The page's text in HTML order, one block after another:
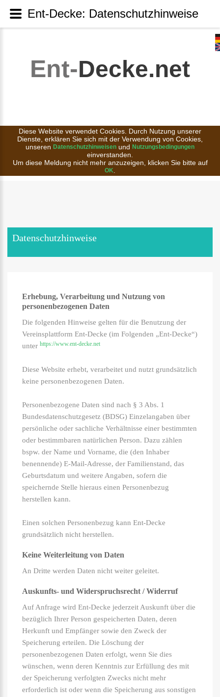
Ent-Decke.net
Diese Website verwendet Cookies. Durch Nutzung unserer
Dienste, erklären Sie sich mit der Verwendung von Cookies,
unseren Datenschutzhinweisen und Nutzungsbedingungen
einverstanden.
Um diese Meldung nicht mehr anzuzeigen, klicken Sie bitte auf
OK
Datenschutzhinweise
Erhebung, Verarbeitung und Nutzung von
personenbezogenen Daten
Die folgenden Hinweise gelten für die Benutzung der
Vereinsplattform Ent-Decke (im Folgenden „Ent-Decke“)
unter https://www.ent-decke.net
Diese Website erhebt, verarbeitet und nutzt grundsätzlich
keine personenbezogenen Daten.
Personenbezogene Daten sind nach § 3 Abs. 1
Bundesdatenschutzgesetz (BDSG) Einzelangaben über
persönliche oder sachliche Verhältnisse einer bestimmten
oder bestimmbaren natürlichen Person. Dazu zählen
bspw. der Name und Vorname, die (den Inhaber
benennende) E-Mail-Adresse, der Familienstand, das
Geburtsdatum und weitere Angaben, sofern die
speichernde Stelle hieraus einen Personenbezug
herstellen kann.
Einen solchen Personenbezug kann Ent-Decke
grundsätzlich nicht herstellen.
Keine Weiterleitung von Daten
An Dritte werden Daten nicht weiter geleitet.
Auskunfts- und Widerspruchsrecht / Widerruf
Auf Anfrage wird Ent-Decke jederzeit Auskunft über die
bezüglich Ihrer Person gespeicherten Daten, deren
Herkunft und Empfänger sowie den Zweck der
Speicherung erteilen. Die Löschung der
personenbezogenen Daten erfolgt, wenn Sie dies
wünschen, wenn deren Kenntnis zur Erfüllung des mit
der Speicherung verfolgten Zwecks nicht mehr
erforderlich ist oder wenn die Speicherung aus sonstigen
Ent-Decke: Datenschutzhinweise